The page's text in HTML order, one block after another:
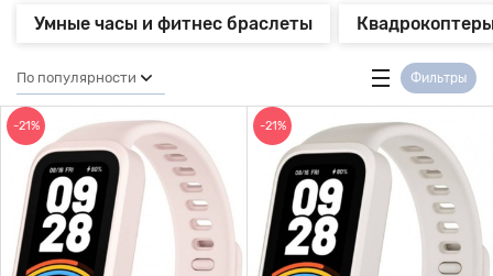
Умные часы и фитнес браслеты
По популярности Фильтры
-21% -21%